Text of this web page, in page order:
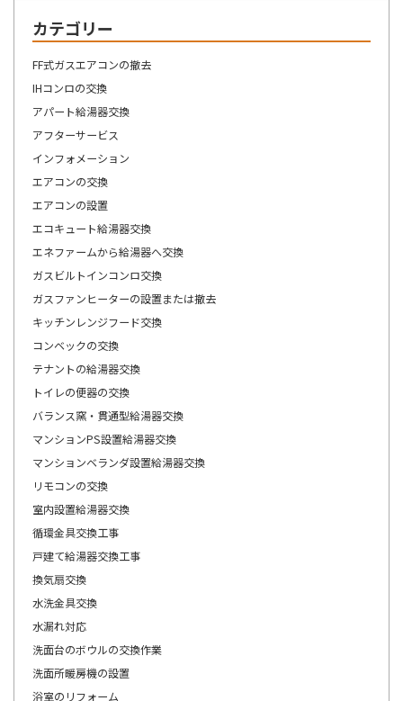
カテゴリー
FF式ガスエアコンの撤去
IHコンロの交換
アパート給湯器交換
アフターサービス
インフォメーション
エアコンの交換
エアコンの設置
エコキュート給湯器交換
エネファームから給湯器へ交換
ガスビルトインコンロ交換
ガスファンヒーターの設置または撤去
キッチンレンジフード交換
コンベックの交換
テナントの給湯器交換
トイレの便器の交換
バランス窯・貫通型給湯器交換
マンションPS設置給湯器交換
マンションベランダ設置給湯器交換
リモコンの交換
室内設置給湯器交換
循環金具交換工事
戸建て給湯器交換工事
換気扇交換
水洗金具交換
水漏れ対応
洗面台のボウルの交換作業
洗面所暖房機の設置
浴室のリフォーム